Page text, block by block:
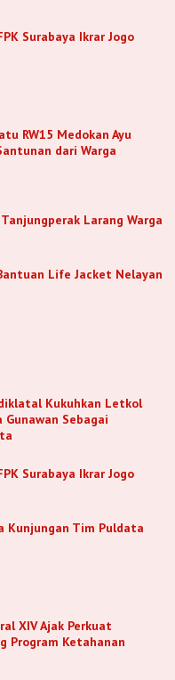
Surabaya Ikrar Jogo
RW15 Medokan Ayu
dari Warga
Larang Warga
Life Jacket Nelayan
Kukuhkan Letkol
Sebagai
Surabaya Ikrar Jogo
Kunjungan Tim Puldata
XIV Ajak Perkuat
Program Ketahanan